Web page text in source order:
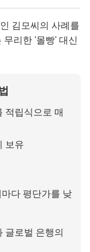
김모씨의 사례를
무리한 '몰빵' 대신
적립식으로 매
보유
다 평단가를 낮
글로벌 은행의